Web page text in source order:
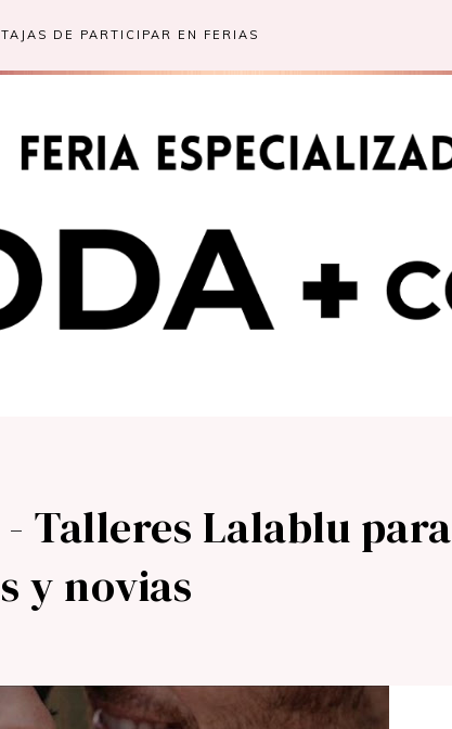
DE PARTICIPAR EN FERIAS
Talleres Lalablu para
y novias